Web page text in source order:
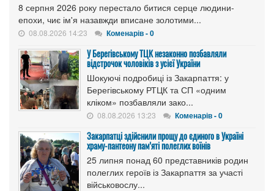
8 серпня 2026 року перестало битися серце людини-
епохи, чиє ім'я назавжди вписане золотими...
08.08.2026 14:23 Коменарів - 0
У Берегівському ТЦК незаконно позбавляли
відстрочок чоловіків з усієї України
Шокуючі подробиці із Закарпаття: у
Берегівському РТЦК та СП «одним
кліком» позбавляли зако...
08.08.2026 13:23 Коменарів - 0
Закарпатці здійснили прощу до єдиного в Україні
храму-пантеону пам’яті полеглих воїнів
25 липня понад 60 представників родин
полеглих героїв із Закарпаття за участі
військовослу...